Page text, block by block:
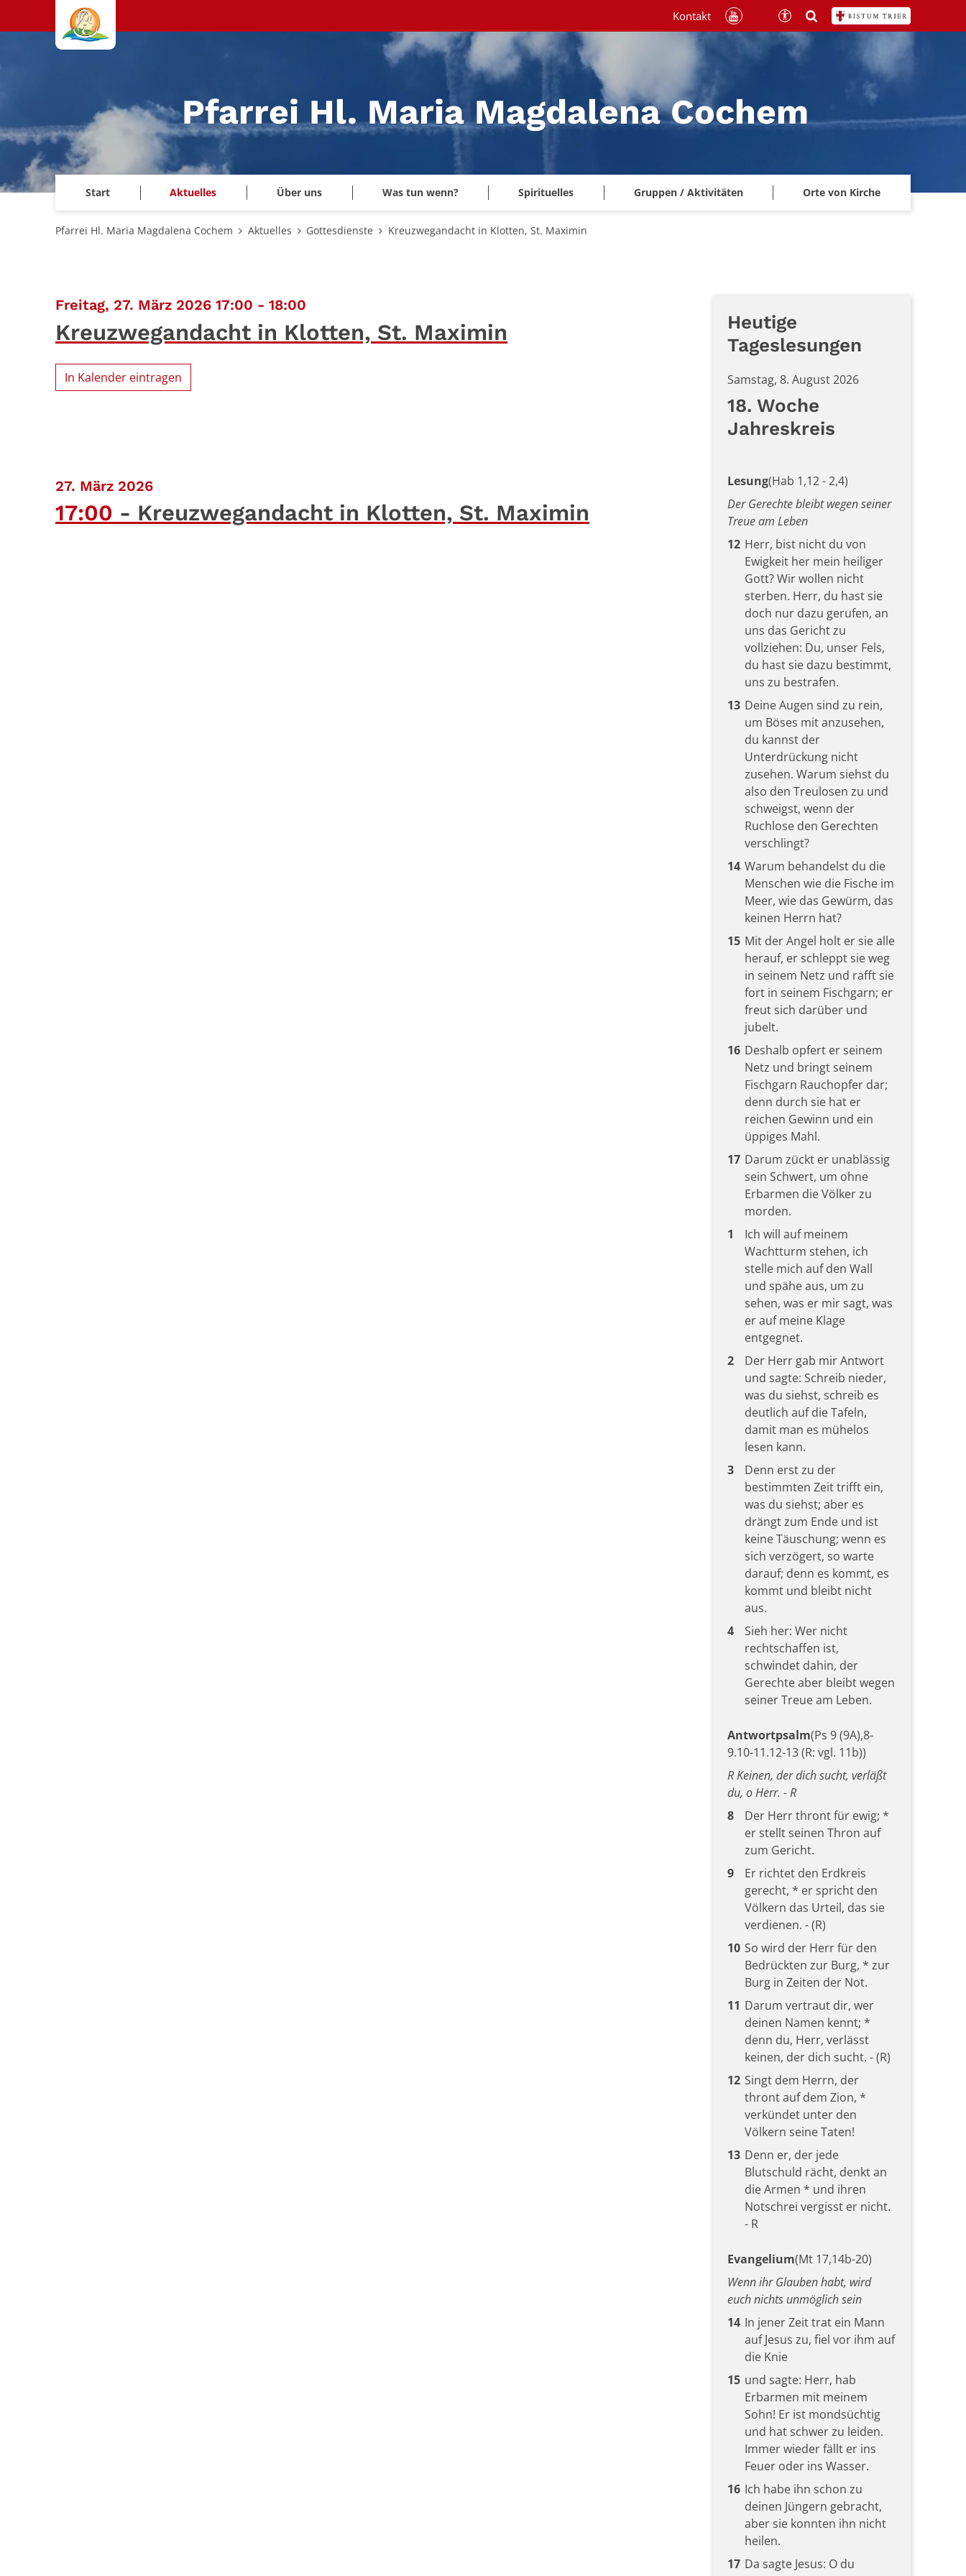
Zum Inhalt springen
Pfarrei Hl. Maria Magdalena Cochem
Start Aktuelles Über uns Was tun wenn? Spirituelles Gruppen / Aktivitäten Orte von Kirche
Kontakt
Pfarrei Hl. Maria Magdalena Cochem Aktuelles Gottesdienste Kreuzwegandacht in Klotten, St. Maximin
Freitag, 27. März 2026 17:00 - 18:00
Kreuzwegandacht in Klotten, St. Maximin
In Kalender eintragen
27. März 2026:
17:00 Kreuzwegandacht in Klotten, St. Maximin
Heutige
Tageslesungen
Samstag, 8. August 2026
18. Woche
Jahreskreis
Lesung(Hab 1,12 - 2,4)
Der Gerechte bleibt wegen seiner
Treue am Leben
12 Herr, bist nicht du von
Ewigkeit her mein heiliger
Gott? Wir wollen nicht
sterben. Herr, du hast sie
doch nur dazu gerufen, an
uns das Gericht zu
vollziehen: Du, unser Fels,
du hast sie dazu bestimmt,
uns zu bestrafen.
13 Deine Augen sind zu rein,
um Böses mit anzusehen,
du kannst der
Unterdrückung nicht
zusehen. Warum siehst du
also den Treulosen zu und
schweigst, wenn der
Ruchlose den Gerechten
verschlingt?
14 Warum behandelst du die
Menschen wie die Fische im
Meer, wie das Gewürm, das
keinen Herrn hat?
15 Mit der Angel holt er sie alle
herauf, er schleppt sie weg
in seinem Netz und rafft sie
fort in seinem Fischgarn; er
freut sich darüber und
jubelt.
16 Deshalb opfert er seinem
Netz und bringt seinem
Fischgarn Rauchopfer dar;
denn durch sie hat er
reichen Gewinn und ein
üppiges Mahl.
17 Darum zückt er unablässig
sein Schwert, um ohne
Erbarmen die Völker zu
morden.
1
Ich will auf meinem
Wachtturm stehen, ich
stelle mich auf den Wall
und spähe aus, um zu
sehen, was er mir sagt, was
er auf meine Klage
entgegnet.
2
Der Herr gab mir Antwort
und sagte: Schreib nieder,
was du siehst, schreib es
deutlich auf die Tafeln,
damit man es mühelos
lesen kann.
3
Denn erst zu der
bestimmten Zeit trifft ein,
was du siehst; aber es
drängt zum Ende und ist
keine Täuschung; wenn es
sich verzögert, so warte
darauf; denn es kommt, es
kommt und bleibt nicht
aus.
4
Sieh her: Wer nicht
rechtschaffen ist,
schwindet dahin, der
Gerechte aber bleibt wegen
seiner Treue am Leben.
Antwortpsalm(Ps 9 (9A),8-
9.10-11.12-13 (R: vgl. 11b))
R Keinen, der dich sucht, verläßt
du, o Herr. - R
8
Der Herr thront für ewig; *
er stellt seinen Thron auf
zum Gericht.
9
Er richtet den Erdkreis
gerecht, * er spricht den
Völkern das Urteil, das sie
verdienen. - (R)
10 So wird der Herr für den
Bedrückten zur Burg, * zur
Burg in Zeiten der Not.
11 Darum vertraut dir, wer
deinen Namen kennt; *
denn du, Herr, verlässt
keinen, der dich sucht. - (R)
12 Singt dem Herrn, der
thront auf dem Zion, *
verkündet unter den
Völkern seine Taten!
13 Denn er, der jede
Blutschuld rächt, denkt an
die Armen * und ihren
Notschrei vergisst er nicht.
- R
Evangelium(Mt 17,14b-20)
Wenn ihr Glauben habt, wird
euch nichts unmöglich sein
14 In jener Zeit trat ein Mann
auf Jesus zu, fiel vor ihm auf
die Knie
15 und sagte: Herr, hab
Erbarmen mit meinem
Sohn! Er ist mondsüchtig
und hat schwer zu leiden.
Immer wieder fällt er ins
Feuer oder ins Wasser.
16 Ich habe ihn schon zu
deinen Jüngern gebracht,
aber sie konnten ihn nicht
heilen.
17 Da sagte Jesus: O du